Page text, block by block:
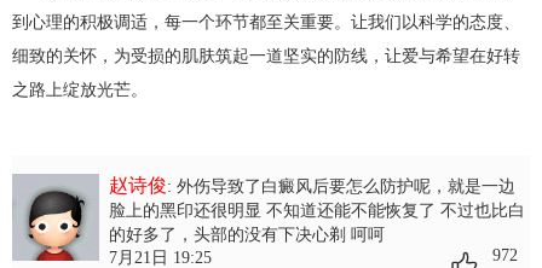
到心理的积极调适，每一个环节都至关重要。让我们以科学的态度、
细致的关怀，为受损的肌肤筑起一道坚实的防线，让爱与希望在好转
之路上绽放光芒。
赵诗俊: 外伤导致了白癜风后要怎么防护呢 ，就是一边
脸上的黑印还很明显 不知道还能不能恢复了 不过也比白
的好多了，头部的没有下决心剃 呵呵
7月21日 19:25
972